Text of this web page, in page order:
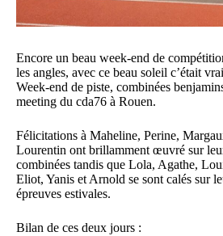
Encore un beau week-end de
les angles, avec ce beau soleil c’était
Week-end de piste, combinées
meeting du cda76 à Rouen.
Félicitations à Maheline, Perine,
Lourentin ont brillamment œuvré sur
combinées tandis que Lola, Agathe,
Eliot, Yanis et Arnold se sont calés sur
épreuves estivales.
Bilan de ces deux jours :